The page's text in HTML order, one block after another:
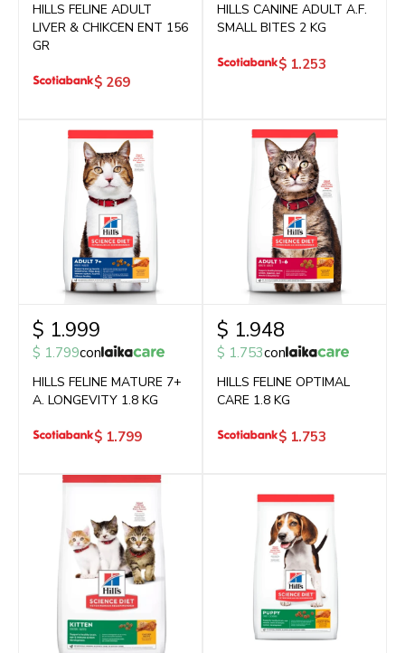
HILLS FELINE ADULT
LIVER & CHIKCEN ENT 156
GR
$ 269
HILLS CANINE ADULT A.F.
SMALL BITES 2 KG
$ 1.253
$ 1.999
$ 1.799con
HILLS FELINE MATURE 7+
A. LONGEVITY 1.8 KG
$ 1.799
$ 1.948
$ 1.753con
HILLS FELINE OPTIMAL
CARE 1.8 KG
$ 1.753